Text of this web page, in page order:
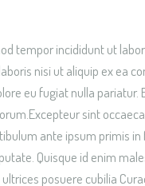
tempor incididunt ut
nisi ut aliquip ex ea
eu fugiat nulla pariatur.
sint
ante ipsum primis
Quisque id enim
posuere cubilia